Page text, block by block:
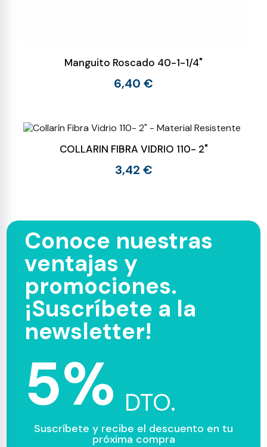
Manguito Roscado 40-1-1/4"
6,40 €
COLLARIN FIBRA VIDRIO 110- 2"
3,42 €
Conoce nuestras
ventajas y
promociones.
¡Suscríbete a la
newsletter!
5% DTO.
Suscríbete y recibe el descuento en tu
próxima compra